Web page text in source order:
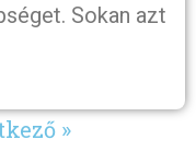
Sokan azt
»